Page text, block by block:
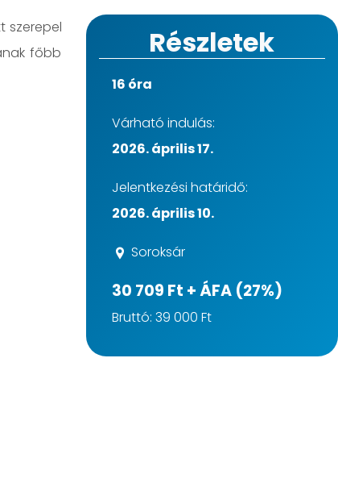
szerepel
főbb
Részletek
16 óra
Várható indulás:
2026. április 17.
Jelentkezési határidő:
2026. április 10.
Soroksár
30 709 Ft + ÁFA (27%)
Bruttó: 39 000 Ft